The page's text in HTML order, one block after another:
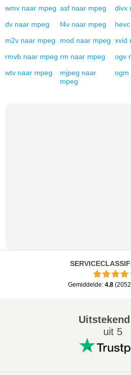
wmv naar mpeg asf naar mpeg divx
dv naar mpeg f4v naar mpeg hevc
m2v naar mpeg mod naar mpeg xvid
rmvb naar mpeg rm naar mpeg ogv
wtv naar mpeg mjpeg naar
mpeg
ogm
Gemiddelde: 4.8 (
Uitstekend
uit 5